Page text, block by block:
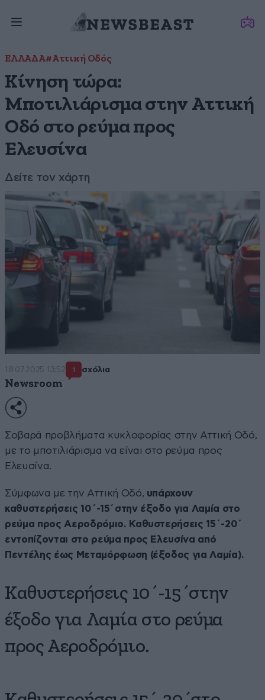
ΕΛΛΑΔΑ#Αττική Οδός
Κίνηση τώρα:
Μποτιλιάρισμα στην Αττική
Οδό στο ρεύμα προς
Ελευσίνα
Δείτε τον χάρτη
18·07·2025 13:52 1 σχόλια
Newsroom
Σοβαρά προβλήματα κυκλοφορίας στην Αττική Οδό,
με το μποτιλιάρισμα να είναι στο ρεύμα προς
Ελευσίνα.
Σύμφωνα με την Αττική Οδό, υπάρχουν
καθυστερήσεις 10΄-15΄στην έξοδο για Λαμία στο
ρεύμα προς Αεροδρόμιο. Καθυστερήσεις 15΄-20΄
εντοπίζονται στο ρεύμα προς Ελευσίνα από
Πεντέλης έως Μεταμόρφωση (έξοδος για Λαμία).
Καθυστερήσεις 10΄-15΄στην
έξοδο για Λαμία στο ρεύμα
προς Αεροδρόμιο.